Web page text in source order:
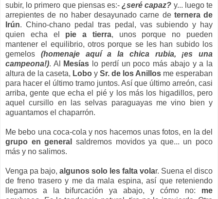
subir, lo primero que piensas es:-¿seré capaz? y... luego te
arrepientes de no haber desayunado carne de ternera de
Irún. Chino-chano pedal tras pedal, vas subiendo y hay
quien echa el pie a tierra, unos porque no pueden
mantener el equilibrio, otros porque se les han subido los
gemelos (homenaje aquí a la chica rubia, ¡es una
campeona!). Al Mesías lo perdí un poco más abajo y a la
altura de la caseta, Lobo y Sr. de los Anillos me esperaban
para hacer el último tramo juntos. Así que último arreón, casi
arriba, gente que echa el pié y los más los higadillos, pero
aquel cursillo en las selvas paraguayas me vino bien y
aguantamos el chaparrón.
Me bebo una coca-cola y nos hacemos unas fotos, en la del
grupo en general saldremos movidos ya que... un poco
más y no salimos.
Venga pa bajo, algunos solo les falta volar. Suena el disco
de freno trasero y me da mala espina, así que reteniendo
llegamos a la bifurcación ya abajo, y cómo no: me